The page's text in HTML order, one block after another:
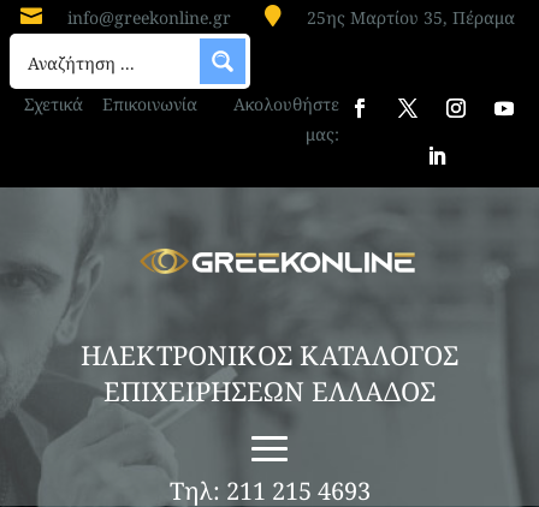
 info@greekonline.gr  25ης Μαρτίου 35, Πέραμα
Σχετικά Επικοινωνία
Ακολουθήστε
μας:
ΗΛΕΚΤΡΟΝΙΚΟΣ ΚΑΤΑΛΟΓΟΣ
ΕΠΙΧΕΙΡΗΣΕΩΝ ΕΛΛΑΔΟΣ
Τηλ: 211 215 4693